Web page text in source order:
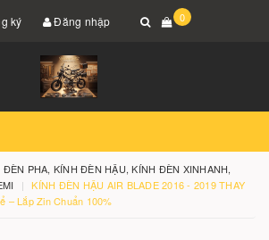
ký Đăng nhập 0
ĐÈN PHA, KÍNH ĐÈN HẬU, KÍNH ĐÈN XINHANH,
KÍNH ĐÈN HẬU AIR BLADE 2016 - 2019 THAY
– Lắp Zin Chuẩn 100%